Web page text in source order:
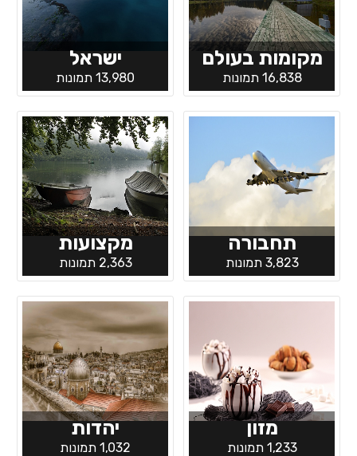
מקומות בעולם
16,838 תמונות
ישראל
13,980 תמונות
תחבורה
3,823 תמונות
מקצועות
2,363 תמונות
מזון
1,233 תמונות
יהדות
1,032 תמונות